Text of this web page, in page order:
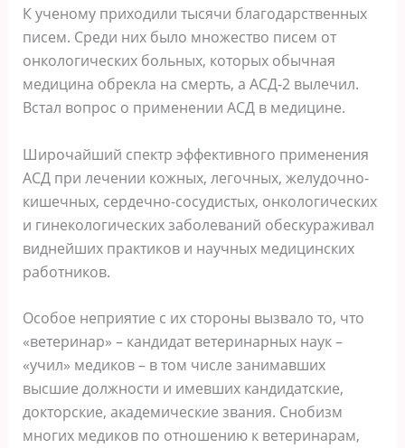
К ученому приходили тысячи благодарственных
писем. Среди них было множество писем от
онкологических больных, которых обычная
медицина обрекла на смерть, а АСД-2 вылечил.
Встал вопрос о применении АСД в медицине.
Широчайший спектр эффективного применения
АСД при лечении кожных, легочных, желудочно-
кишечных, сердечно-сосудистых, онкологических
и гинекологических заболеваний обескураживал
виднейших практиков и научных медицинских
работников.
Особое неприятие с их стороны вызвало то, что
«ветеринар» – кандидат ветеринарных наук –
«учил» медиков – в том числе занимавших
высшие должности и имевших кандидатские,
докторские, академические звания. Снобизм
многих медиков по отношению к ветеринарам,